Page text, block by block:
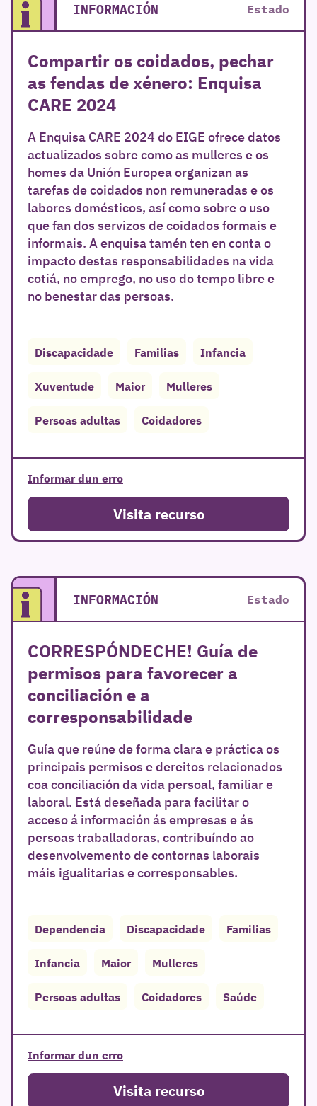
INFORMACIÓN Estado
Compartir os coidados, pechar
as fendas de xénero: Enquisa
CARE 2024
A Enquisa CARE 2024 do EIGE ofrece datos
actualizados sobre como as mulleres e os
homes da Unión Europea organizan as
tarefas de coidados non remuneradas e os
labores domésticos, así como sobre o uso
que fan dos servizos de coidados formais e
informais. A enquisa tamén ten en conta o
impacto destas responsabilidades na vida
cotiá, no emprego, no uso do tempo libre e
no benestar das persoas.
Discapacidade Familias Infancia
Xuventude Maior Mulleres
Persoas adultas Coidadores
Informar dun erro
Visita recurso
INFORMACIÓN Estado
CORRESPÓNDECHE! Guía de
permisos para favorecer a
conciliación e a
corresponsabilidade
Guía que reúne de forma clara e práctica os
principais permisos e dereitos relacionados
coa conciliación da vida persoal, familiar e
laboral. Está deseñada para facilitar o
acceso á información ás empresas e ás
persoas traballadoras, contribuíndo ao
desenvolvemento de contornas laborais
máis igualitarias e corresponsables.
Dependencia Discapacidade Familias
Infancia Maior Mulleres
Persoas adultas Coidadores Saúde
Informar dun erro
Visita recurso